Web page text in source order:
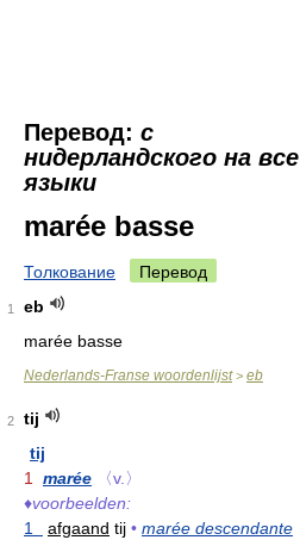
Перевод: с
нидерландского на все
языки
marée basse
Толкование Перевод
1
eb
marée basse
Nederlands-Franse woordenlijst> eb
2
tij
tij
1
marée
〈v.〉
♦voorbeelden:
1
afgaand tij • marée descendante